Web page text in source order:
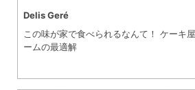
Delis Geré
この味が家で食べられるなんて！ ケーキ
ームの最適解